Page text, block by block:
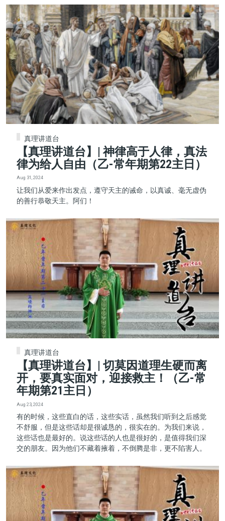
真理讲道台
【真理讲道台】| 神律高于人律，真法
律为给人自由（乙-常年期第22主日）
Aug 31, 2024
让我们从爱来作出发点，遵守天主的诫命，以真诚、毫无虚伪
的善行恭敬天主。阿们！
真理讲道台
【真理讲道台】| 切莫因道理生硬而离
开，要真实面对，迎接救主！（乙-常
年期第21主日）
Aug 23, 2024
有的时候，这些直白的话，这些实话，虽然我们听到之后感觉
不舒服，但是这些话却是很诚恳的，很实在的。为我们来说，
这些话也是最好的。说这些话的人也是很好的，是值得我们深
交的朋友。因为他们不藏着掖着，不倒腾是非，更不陷害人。